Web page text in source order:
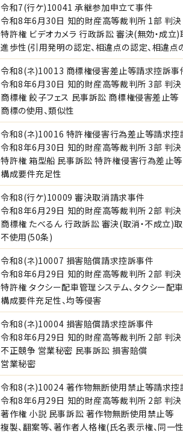
令和7(行ケ)10041 承継参加申立て事件
令和8年6月30日 知的財産高等裁判所 1部 判
特許権 ビデオカメラ 行政訴訟 審決(無効・成立)
進歩性(引用発明の認定、相違点の認定、相違点
令和8(ネ)10013 商標権侵害差止等請求控訴事
令和8年6月30日 知的財産高等裁判所 3部 判
商標権 餃子フェス 民事訴訟 商標権侵害差止等
商標の使用、類似性
令和8(ネ)10016 特許権侵害行為差止等請求控
令和8年6月30日 知的財産高等裁判所 3部 判
特許権 箱型船 民事訴訟 特許権侵害行為差止等
構成要件充足性
令和8(行ケ)10009 審決取消請求事件
令和8年6月29日 知的財産高等裁判所 2部 判
商標権 たべるん 行政訴訟 審決(取消・不成立)
不使用(50条)
令和8(ネ)10007 損害賠償請求控訴事件
令和8年6月29日 知的財産高等裁判所 2部 判
特許権 タクシー配車管理システム、タクシー
構成要件充足性、均等侵害
令和8(ネ)10004 損害賠償請求控訴事件
令和8年6月29日 知的財産高等裁判所 2部 判
不正競争 営業秘密 民事訴訟 損害賠償
営業秘密
令和8(ネ)10024 著作物無断使用禁止等請求控
令和8年6月29日 知的財産高等裁判所 2部 判
著作権 小説 民事訴訟 著作物無断使用禁止等
複製、翻案等、著作者人格権(氏名表示権、同一